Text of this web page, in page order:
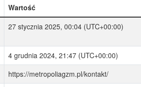
Wartość
27 stycznia 2025, 00:04 (UTC+00:00)
4 grudnia 2024, 21:47 (UTC+00:00)
https://metropoliagzm.pl/kontakt/